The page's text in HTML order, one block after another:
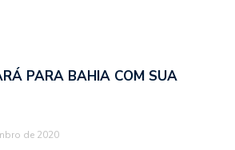
PARA BAHIA COM SUA
de 2020